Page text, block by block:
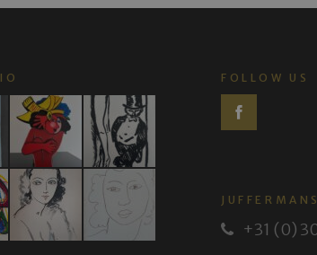
FOLLOW US
+31 (0)